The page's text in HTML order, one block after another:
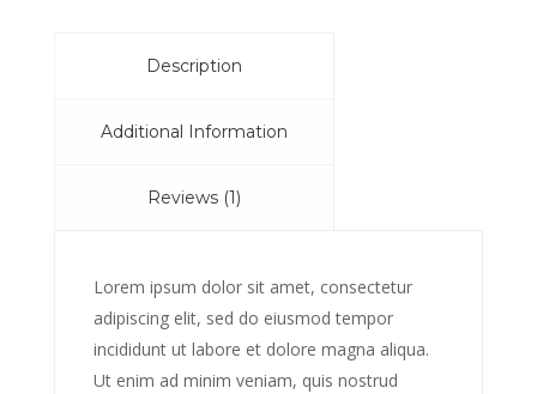
Description
Additional Information
Reviews (1)
Lorem ipsum dolor sit amet, consectetur
adipiscing elit, sed do eiusmod tempor
incididunt ut labore et dolore magna aliqua.
Ut enim ad minim veniam, quis nostrud